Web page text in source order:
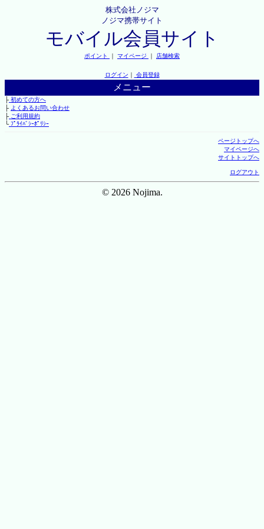
株式会社ノジマ
ノジマ携帯サイト
モバイル会員サイト
ポイント ｜ マイページ ｜ 店舗検索
ログイン ｜ 会員登録
メニュー
├初めての方へ
├ よくあるお問い合わせ
├ご利用規約
└ﾌﾟﾗｲﾊﾞｼｰﾎﾟﾘｼｰ
ページトップへ
マイページへ
サイトトップへ
ログアウト
© 2026 Nojima.